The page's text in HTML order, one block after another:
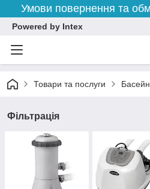
Умови повернення та
Powered by Intex
Товари та послуги
Фільтрація